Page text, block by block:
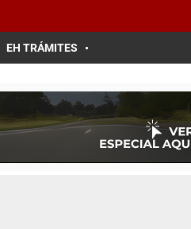
EH TRÁMITES